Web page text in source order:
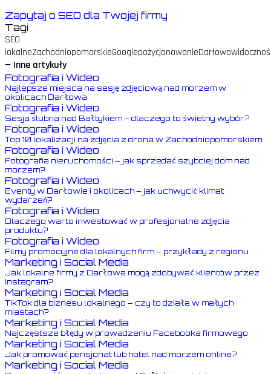
Zapytaj o SEO dla Twojej firmy
Tagi
SEO
lokalneZachodniopomorskieGooglepozycjonowanieDarłowo
— Inne artykuły
Fotografia i Wideo
Najlepsze miejsca na sesję zdjęciową nad morzem w
okolicach Darłowa
Fotografia i Wideo
Sesja ślubna nad Bałtykiem – dlaczego to świetny wybór?
Fotografia i Wideo
Top 10 lokalizacji na zdjęcia z drona w Zachodniopomorskiem
Fotografia i Wideo
Fotografia nieruchomości – jak sprzedać szybciej dom nad
morzem?
Fotografia i Wideo
Eventy w Darłowie i okolicach – jak uchwycić klimat
wydarzeń?
Fotografia i Wideo
Dlaczego warto inwestować w profesjonalne zdjęcia
produktu?
Fotografia i Wideo
Filmy promocyjne dla lokalnych firm – przykłady z regionu
Marketing i Social Media
Jak lokalne firmy z Darłowa mogą zdobywać klientów przez
Instagram?
Marketing i Social Media
TikTok dla biznesu lokalnego – czy to działa w małych
miastach?
Marketing i Social Media
Najczęstsze błędy w prowadzeniu Facebooka firmowego
Marketing i Social Media
Jak promować pensjonat lub hotel nad morzem online?
Marketing i Social Media